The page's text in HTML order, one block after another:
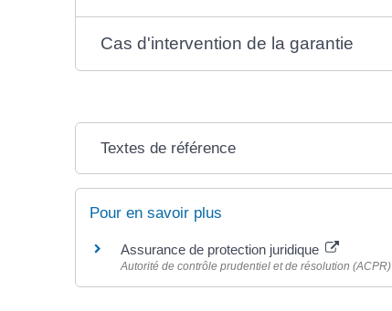
Cas d'intervention de la garantie
Textes de référence
Pour en savoir plus
Assurance de protection juridique
Autorité de contrôle prudentiel et de résolution (ACPR)